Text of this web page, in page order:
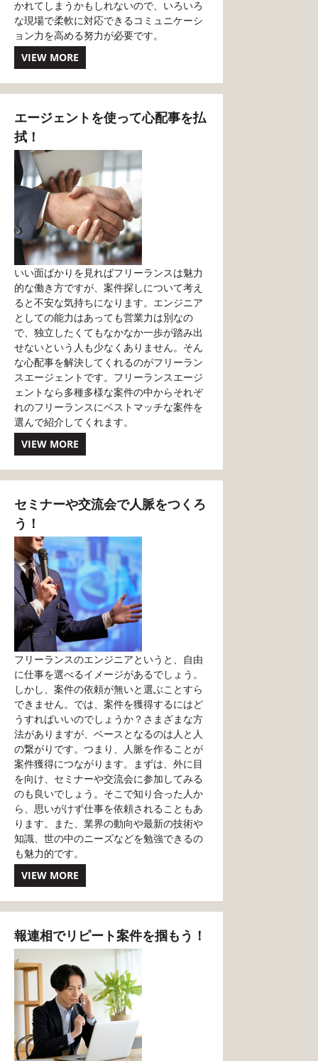
かれてしまうかもしれないので、いろいろ
な現場で柔軟に対応できるコミュニケーシ
ョン力を高める努力が必要です。
VIEW MORE
エージェントを使って心配事を払
拭！
いい面ばかりを見ればフリーランスは魅力
的な働き方ですが、案件探しについて考え
ると不安な気持ちになります。エンジニア
としての能力はあっても営業力は別なの
で、独立したくてもなかなか一歩が踏み出
せないという人も少なくありません。そん
な心配事を解決してくれるのがフリーラン
スエージェントです。フリーランスエージ
ェントなら多種多様な案件の中からそれぞ
れのフリーランスにベストマッチな案件を
選んで紹介してくれます。
VIEW MORE
セミナーや交流会で人脈をつくろ
う！
フリーランスのエンジニアというと、自由
に仕事を選べるイメージがあるでしょう。
しかし、案件の依頼が無いと選ぶことすら
できません。では、案件を獲得するにはど
うすればいいのでしょうか？さまざまな方
法がありますが、ベースとなるのは人と人
の繋がりです。つまり、人脈を作ることが
案件獲得につながります。まずは、外に目
を向け、セミナーや交流会に参加してみる
のも良いでしょう。そこで知り合った人か
ら、思いがけず仕事を依頼されることもあ
ります。また、業界の動向や最新の技術や
知識、世の中のニーズなどを勉強できるの
も魅力的です。
VIEW MORE
報連相でリピート案件を掴もう！